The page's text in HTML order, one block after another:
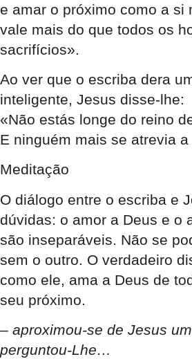
e amar o próximo como a si
vale mais do que todos os
sacrifícios».
Ao ver que o escriba dera
inteligente, Jesus disse-lhe:
«Não estás longe do reino
E ninguém mais se atrevia a
Meditação
O diálogo entre o escriba e
dúvidas: o amor a Deus e o
são inseparáveis. Não se
sem o outro. O verdadeiro
como ele, ama a Deus de
seu próximo.
– aproximou-se de Jesus
perguntou-Lhe…